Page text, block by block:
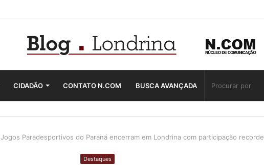
CIDADÃO CONTATO N.COM BUSCA AVANÇADA
Jogos Paradesportivos do Paraná encerram em Londrina com participação recorde
Destaques